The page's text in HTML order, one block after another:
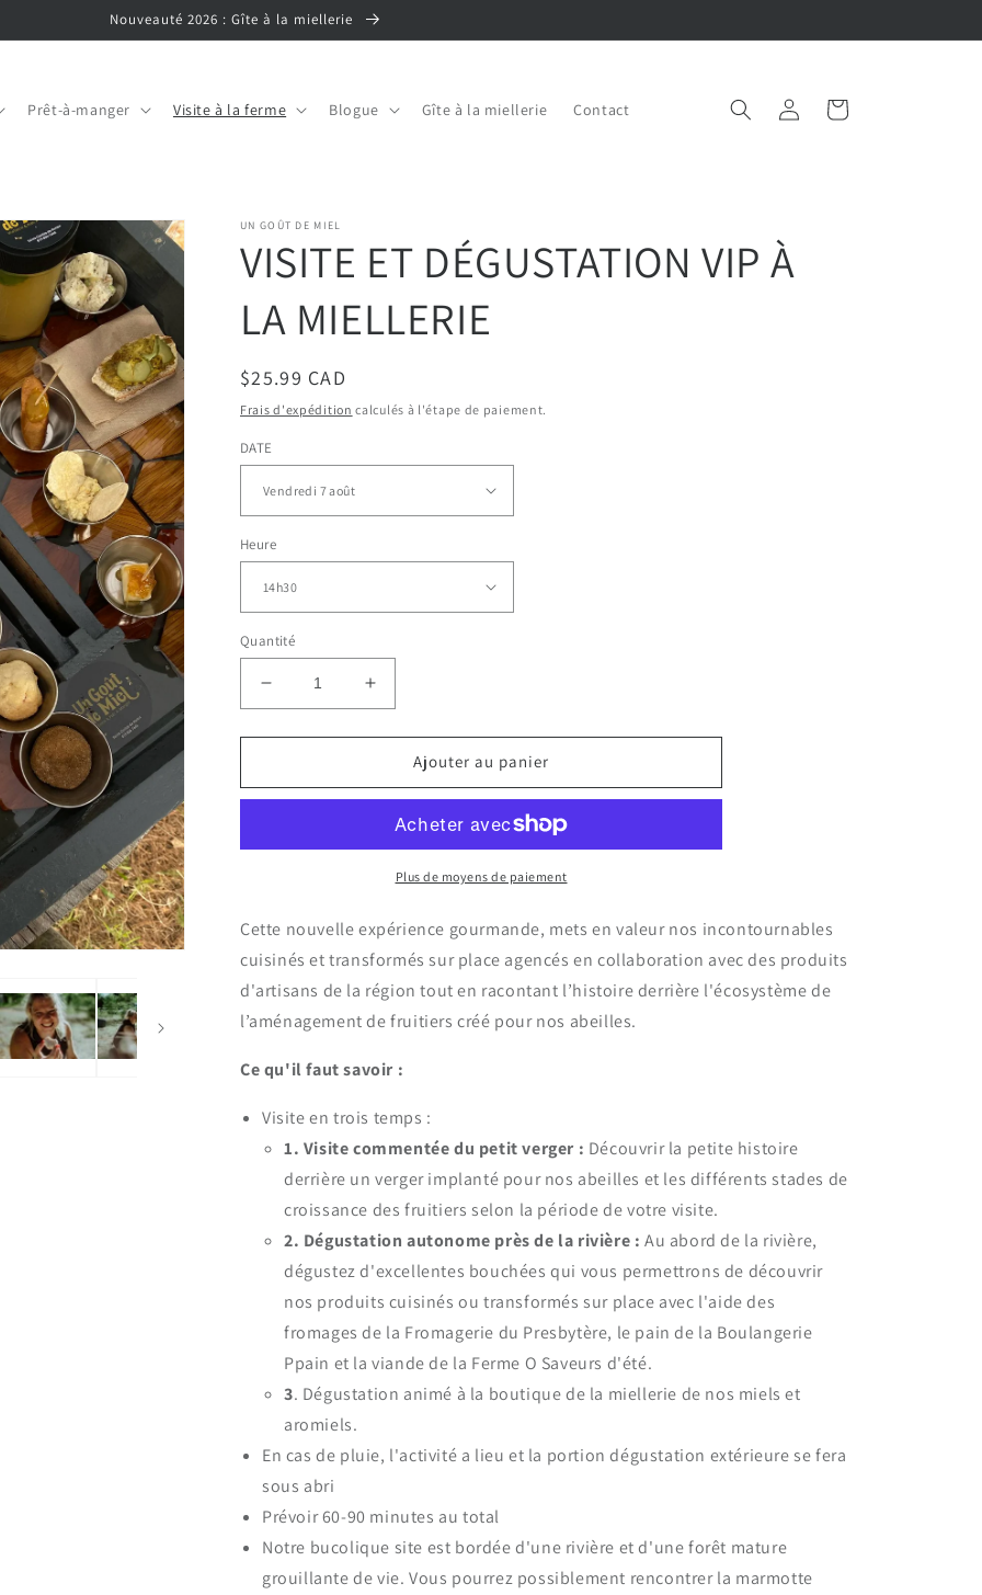
Nouveauté 2026 : Gîte à la miellerie
Prêt-à-manger Visite à la ferme Blogue Gîte à la miellerie Contact Connexion Panier
UN GOÛT DE MIEL
VISITE ET DÉGUSTATION VIP À
LA MIELLERIE
Prix
habituel
$25.99 CAD
Frais d'expédition calculés à l'étape de paiement.
DATE
Heure
Quantité
Réduire
la
quantité
VISITE
DÉGUSTATION
VIP
MIELLERIE
Augmenter
la
quantité
VISITE
DÉGUSTATION
VIP
MIELLERIE
Ajouter au panier
Plus de moyens de paiement
Cette nouvelle expérience gourmande, mets en valeur nos incontournables
cuisinés et transformés sur place agencés en collaboration avec des produits
d'artisans de la région tout en racontant l’histoire derrière l'écosystème de
l’aménagement de fruitiers créé pour nos abeilles.
Ce qu'il faut savoir :
Visite en trois temps :
1. Visite commentée du petit verger : Découvrir la petite histoire
derrière un verger implanté pour nos abeilles et les différents stades de
croissance des fruitiers selon la période de votre visite.
2. Dégustation autonome près de la rivière : Au abord de la rivière,
dégustez d'excellentes bouchées qui vous permettrons de découvrir
nos produits cuisinés ou transformés sur place avec l'aide des
fromages de la Fromagerie du Presbytère, le pain de la Boulangerie
Ppain et la viande de la Ferme O Saveurs d'été.
3. Dégustation animé à la boutique de la miellerie de nos miels et
aromiels.
En cas de pluie, l'activité a lieu et la portion dégustation extérieure se fera
sous abri
Prévoir 60-90 minutes au total
Notre bucolique site est bordée d'une rivière et d'une forêt mature
grouillante de vie. Vous pourrez possiblement rencontrer la marmotte